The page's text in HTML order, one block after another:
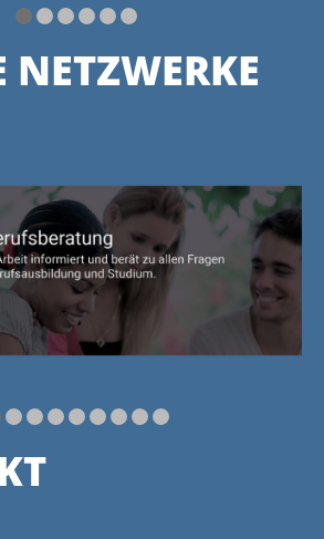
NETZWERKE